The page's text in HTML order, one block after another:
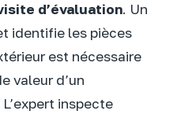
d’évaluation. Un
identifie les pièces
est nécessaire
valeur d’un
inspecte